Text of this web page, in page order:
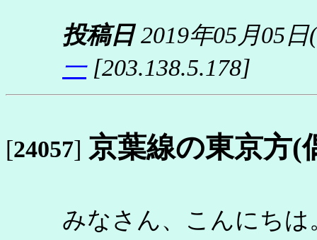
投稿日2019年05月05
一[203.138.5.178]
[24057] 京葉線の東京方(
みなさん、こんにちは